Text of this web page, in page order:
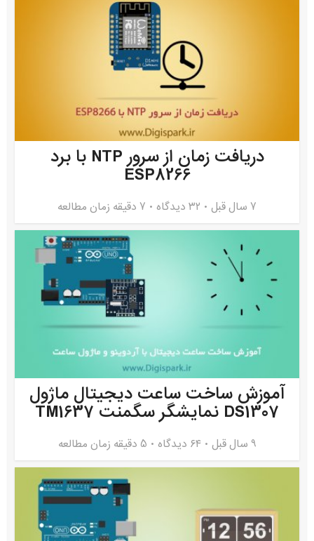
دریافت زمان از سرور NTP با برد
ESP8266
7 سال قبل ۳۲ دیدگاه 7 دقیقه زمان مطالعه
آموزش ساخت ساعت دیجیتال ماژول
DS1307 نمایشگر سگمنت TM1637
9 سال قبل ۶۴ دیدگاه 5 دقیقه زمان مطالعه